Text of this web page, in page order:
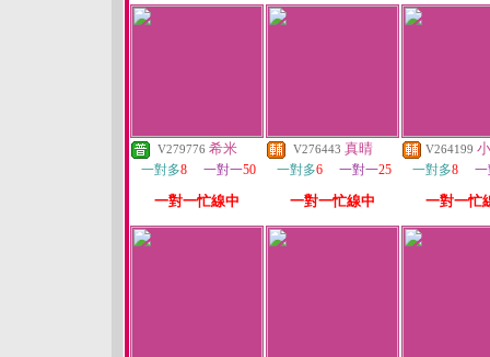
V279776 希米
一對多8 一對一50
一對一忙線中
V276443 真晴
一對多6 一對一25
一對一忙線中
V264199
一對多8
一對一忙